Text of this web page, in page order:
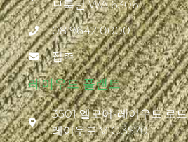
브룩턴 WA 6306
08 9642 0000
접촉
레이우드 플랜트
3501 엘모어-레이우드 로드
레이우드 VIC 3570